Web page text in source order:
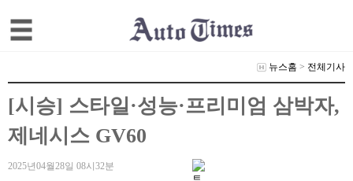
뉴스홈 > 전체기사
[시승] 스타일·성능·프리미엄 삼박자,
제네시스 GV60
2025년04월28일 08시32분